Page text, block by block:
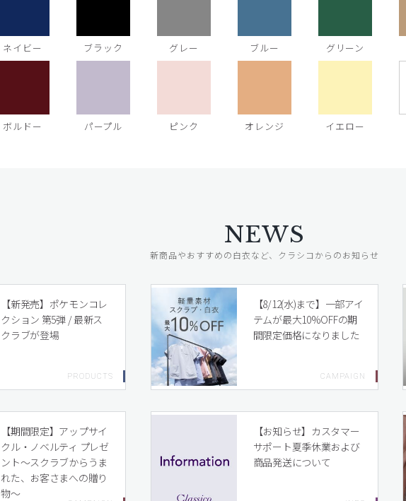
ネイビー ブラック グレー ブルー グリーン
ボルドー パープル ピンク オレンジ イエロー
NEWS
新商品やおすすめの白衣など、クラシコからのお知らせ
【新発売】ポケモンコレ
クション 第5弾 / 最新ス
クラブが登場
【8/12(水)まで】一部アイ
テムが最大10%OFFの期
間限定価格になりました
【期間限定】アップサイ
クル・ノベルティ プレゼ
ント〜スクラブからうま
れた、お客さまへの贈り
物〜
【お知らせ】カスタマー
サポート夏季休業および
商品発送について